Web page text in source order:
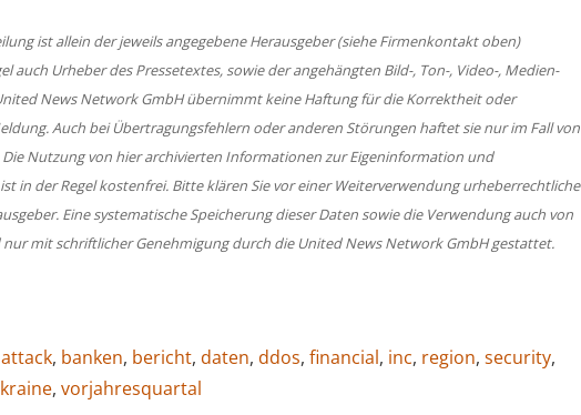
ist allein der jeweils angegebene Herausgeber (siehe Firmenkontakt oben)
auch Urheber des Pressetextes, sowie der angehängten Bild-, Ton-, Video-, Medien-
News Network GmbH übernimmt keine Haftung für die Korrektheit oder
Auch bei Übertragungsfehlern oder anderen Störungen haftet sie nur im Fall von
Nutzung von hier archivierten Informationen zur Eigeninformation und
in der Regel kostenfrei. Bitte klären Sie vor einer Weiterverwendung urheberrechtliche
Eine systematische Speicherung dieser Daten sowie die Verwendung auch von
nur mit schriftlicher Genehmigung durch die United News Network GmbH gestattet.
attack, banken, bericht, daten, ddos, financial, inc, region, security,
, vorjahresquartal